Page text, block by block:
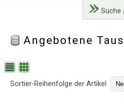
Suche
Angebotene
Sortier-Reihenfolge der Artikel